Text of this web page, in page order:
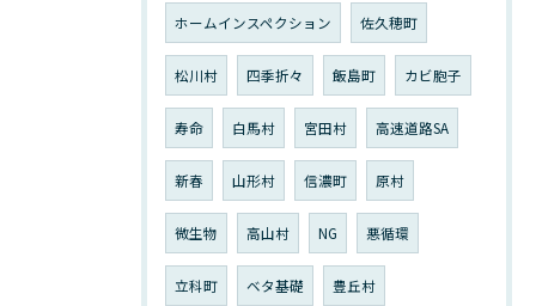
ホームインスペクション 佐久穂町
松川村 四季折々 飯島町 カビ胞子
寿命 白馬村 宮田村 高速道路SA
新春 山形村 信濃町 原村
微生物 高山村 NG 悪循環
立科町 ベタ基礎 豊丘村